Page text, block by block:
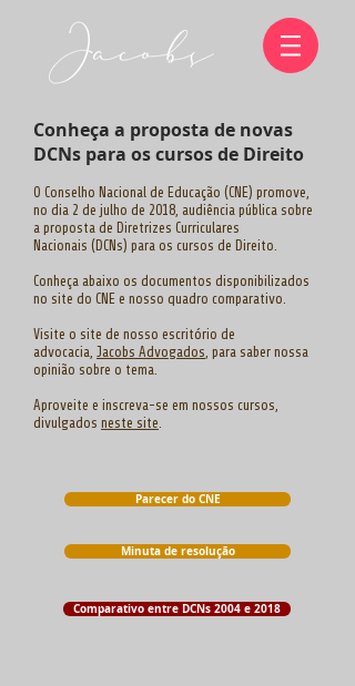
Conheça a proposta de novas
DCNs para os cursos de Direito
O Conselho Nacional de Educação (CNE) promove,
no dia 2 de julho de 2018, audiência pública sobre
a proposta de Diretrizes Curriculares
Nacionais (DCNs) para os cursos de Direito.
Conheça abaixo os documentos disponibilizados
no site do CNE e nosso quadro comparativo.
Visite o site de nosso escritório de
advocacia, Jacobs Advogados, para saber nossa
opinião sobre o tema.
Aproveite e inscreva-se em nossos cursos,
divulgados neste site.
Parecer do CNE
Minuta de resolução
Comparativo entre DCNs 2004 e 2018